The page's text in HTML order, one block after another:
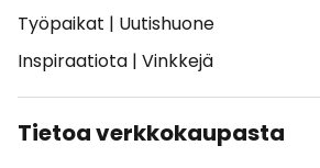
Työpaikat | Uutishuone
Inspiraatiota | Vinkkejä
Tietoa verkkokaupasta